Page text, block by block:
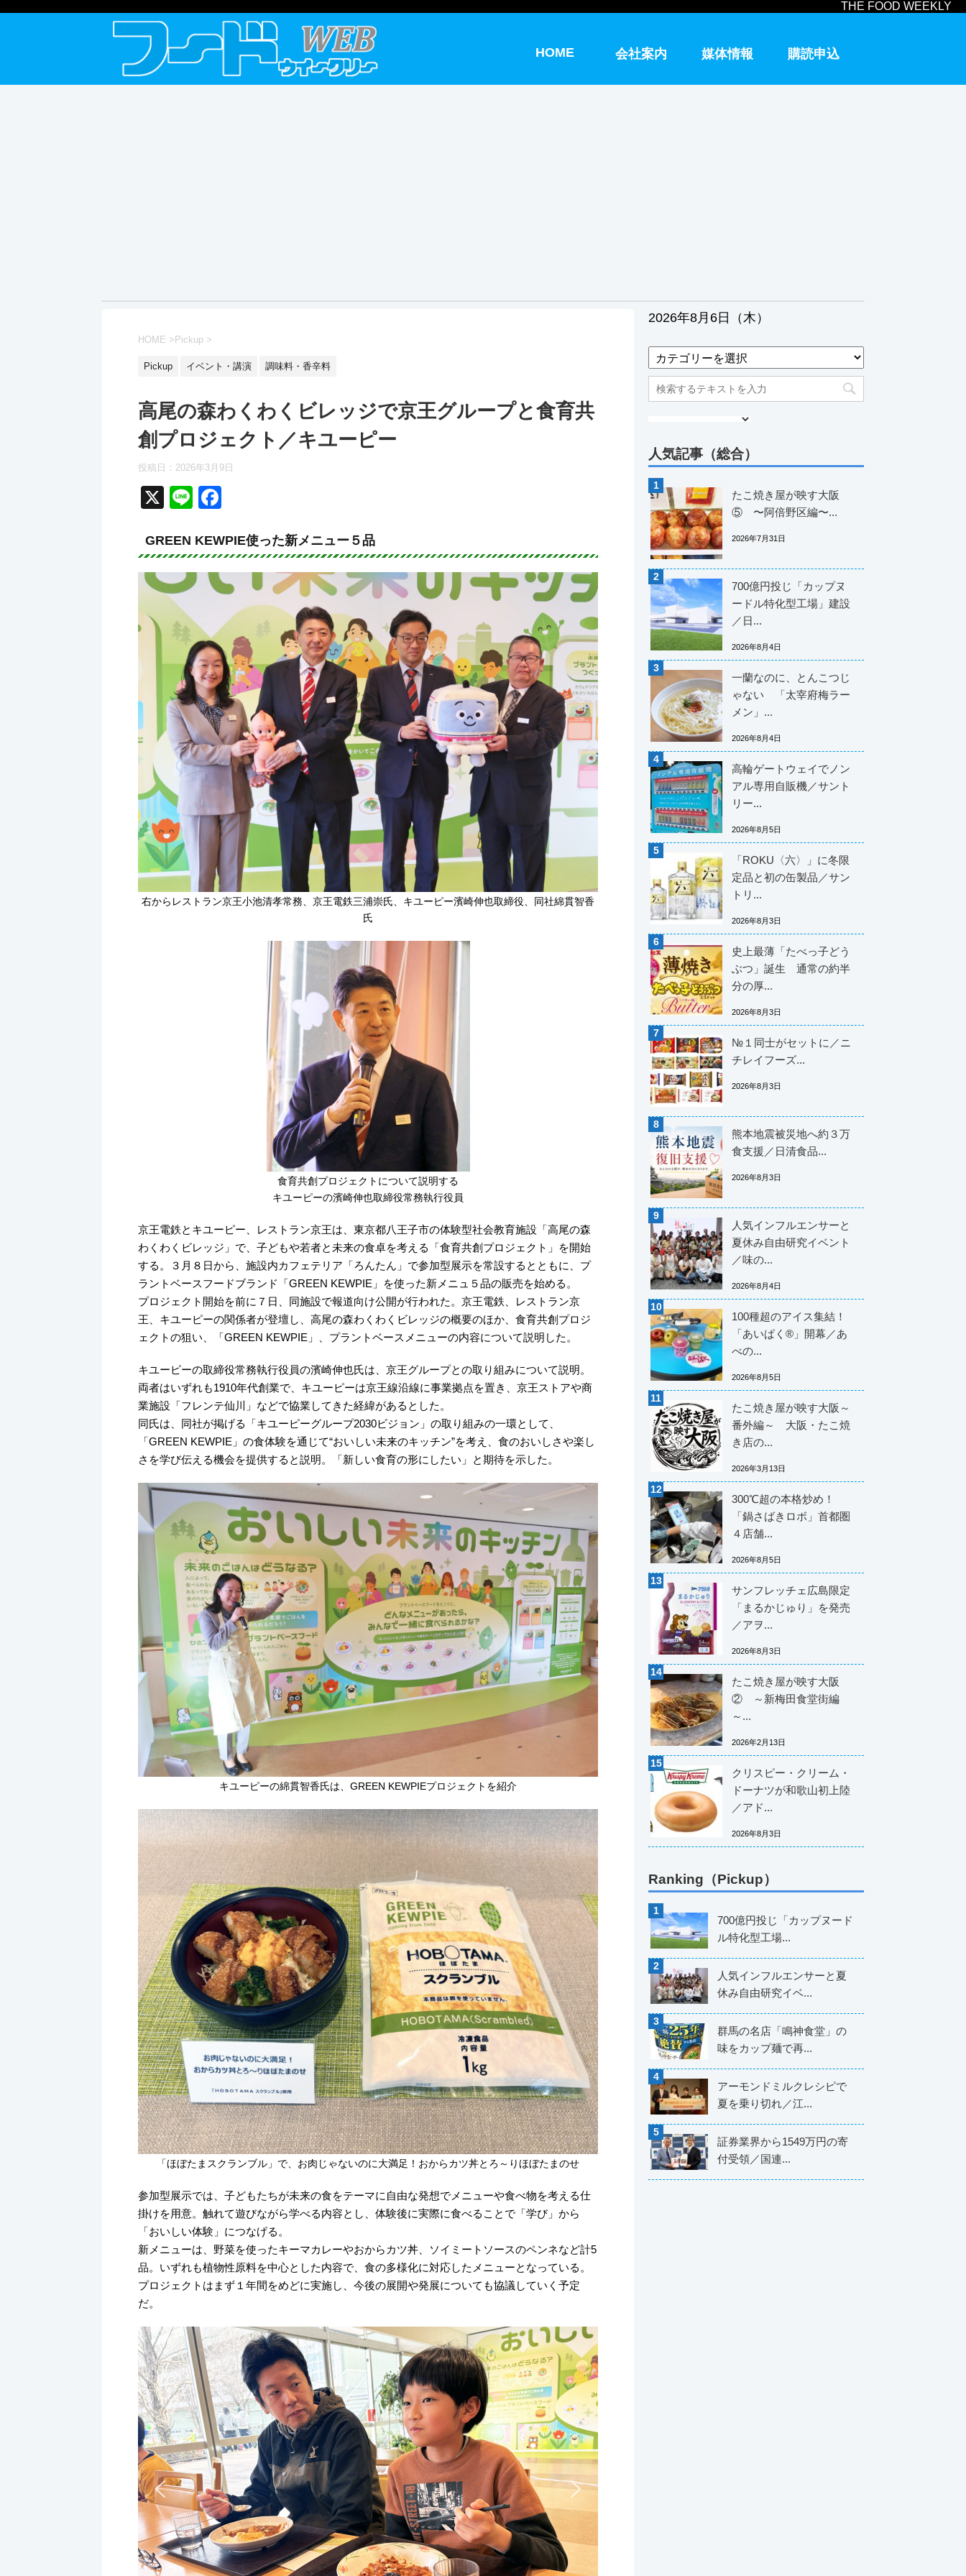
THE FOOD WEEKLY
HOME 会社案内 媒体情報 購読申込
HOME >Pickup >
Pickup イベント・講演 調味料・香辛料
高尾の森わくわくビレッジで京王グループと食育共
創プロジェクト／キユーピー
投稿日： 2026年3月9日
X
Li
e
c
e
b
o
o
k
GREEN KEWPIE使った新メニュー５品
右からレストラン京王小池清孝常務、京王電鉄三浦崇氏、キユーピー濱崎伸也取締役、同社綿貫智香
氏
食育共創プロジェクトについて説明する
キユーピーの濱崎伸也取締役常務執行役員
京王電鉄とキユーピー、レストラン京王は、東京都八王子市の体験型社会教育施設「高尾の森
わくわくビレッジ」で、子どもや若者と未来の食卓を考える「食育共創プロジェクト」を開始
する。３月８日から、施設内カフェテリア「ろんたん」で参加型展示を常設するとともに、プ
ラントベースフードブランド「GREEN KEWPIE」を使った新メニュ５品の販売を始める。
プロジェクト開始を前に７日、同施設で報道向け公開が行われた。京王電鉄、レストラン京
王、キユーピーの関係者が登壇し、高尾の森わくわくビレッジの概要のほか、食育共創プロジ
ェクトの狙い、「GREEN KEWPIE」、プラントベースメニューの内容について説明した。
キユーピーの取締役常務執行役員の濱崎伸也氏は、京王グループとの取り組みについて説明。
両者はいずれも1910年代創業で、キユーピーは京王線沿線に事業拠点を置き、京王ストアや商
業施設「フレンテ仙川」などで協業してきた経緯があるとした。
同氏は、同社が掲げる「キユーピーグループ2030ビジョン」の取り組みの一環として、
「GREEN KEWPIE」の食体験を通じて“おいしい未来のキッチン”を考え、食のおいしさや楽し
さを学び伝える機会を提供すると説明。「新しい食育の形にしたい」と期待を示した。
キユーピーの綿貫智香氏は、GREEN KEWPIEプロジェクトを紹介
「ほぼたまスクランブル」で、お肉じゃないのに大満足！おからカツ丼とろ～りほぼたまのせ
参加型展示では、子どもたちが未来の食をテーマに自由な発想でメニューや食べ物を考える仕
掛けを用意。触れて遊びながら学べる内容とし、体験後に実際に食べることで「学び」から
「おいしい体験」につなげる。
新メニューは、野菜を使ったキーマカレーやおからカツ丼、ソイミートソースのペンネなど計5
品。いずれも植物性原料を中心とした内容で、食の多様化に対応したメニューとなっている。
プロジェクトはまず１年間をめどに実施し、今後の展開や発展についても協議していく予定
だ。
2026年8月6日（木）
人気記事（総合）
たこ焼き屋が映す大阪
⑤ 〜阿倍野区編〜...
2026年7月31日
700億円投じ「カップヌ
ードル特化型工場」建設
／日...
2026年8月4日
一蘭なのに、とんこつじ
ゃない 「太宰府梅ラー
メン」...
2026年8月4日
高輪ゲートウェイでノン
アル専用自販機／サント
リー...
2026年8月5日
「ROKU〈六〉」に冬限
定品と初の缶製品／サン
トリ...
2026年8月3日
史上最薄「たべっ子どう
ぶつ」誕生 通常の約半
分の厚...
2026年8月3日
№１同士がセットに／ニ
チレイフーズ...
2026年8月3日
熊本地震被災地へ約３万
食支援／日清食品...
2026年8月3日
人気インフルエンサーと
夏休み自由研究イベント
／味の...
2026年8月4日
100種超のアイス集結！
「あいぱく®」開幕／あ
べの...
2026年8月5日
たこ焼き屋が映す大阪～
番外編～ 大阪・たこ焼
き店の...
2026年3月13日
300℃超の本格炒め！
「鍋さばきロボ」首都圏
４店舗...
2026年8月5日
サンフレッチェ広島限定
「まるかじゅり」を発売
／アヲ...
2026年8月3日
たこ焼き屋が映す大阪
② ～新梅田食堂街編
～...
2026年2月13日
クリスピー・クリーム・
ドーナツが和歌山初上陸
／アド...
2026年8月3日
Ranking（Pickup）
700億円投じ「カップヌード
ル特化型工場...
人気インフルエンサーと夏
休み自由研究イベ...
群馬の名店「鳴神食堂」の
味をカップ麺で再...
アーモンドミルクレシピで
夏を乗り切れ／江...
証券業界から1549万円の寄
付受領／国連...